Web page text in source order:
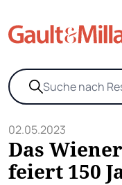
02.05.2023
Das
feiert 150